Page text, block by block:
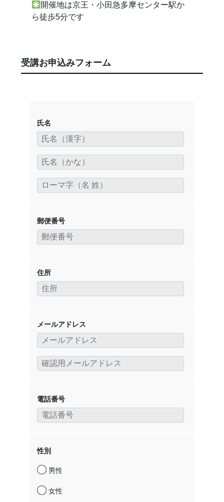
開催地は京王・小田急多摩センター駅か
ら徒歩5分です
受講お申込みフォーム
氏名
郵便番号
住所
メールアドレス
電話番号
性別
男性
女性